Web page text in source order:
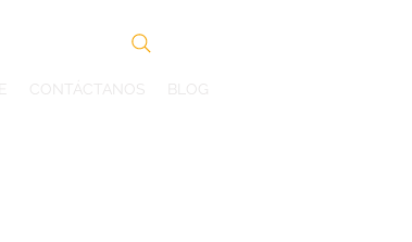
CONTÁCTANOS BLOG